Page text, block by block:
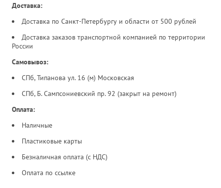
Доставка:
Доставка по Санкт-Петербургу и области от 500 рублей
Доставка заказов транспортной компанией по территории
России
Самовывоз:
СПб, Типанова ул. 16 (м) Московская
СПб, Б. Сампсониевский пр. 92 (закрыт на ремонт)
Оплата:
Наличные
Пластиковые карты
Безналичная оплата (с НДС)
Оплата по ссылке